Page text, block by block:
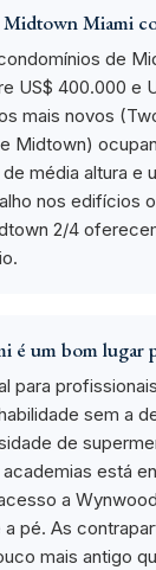
Miami
de
US$ 400.000 e
mais novos
Midtown)
média altura e
nos edifícios
2/4
é um bom lugar
para
sem a
de
está
a
pé. As
mais antigo